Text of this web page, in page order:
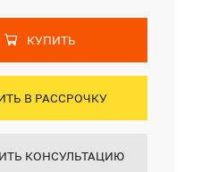
КУПИТЬ
В РАССРОЧКУ
КОНСУЛЬТАЦИЮ